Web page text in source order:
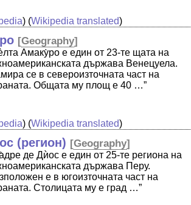
) (Wikipedia translated)
[Geography]
Амаку̀ро е един от 23-те щата на
държава Венецуела.
се в североизточната част на
Общата му площ е 40 …”
) (Wikipedia translated)
(регион) [Geography]
де Дѝос е един от 25-те региона на
държава Перу.
е в югоизточната част на
Столицата му е град …”